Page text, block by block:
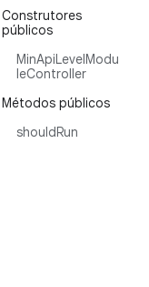
Construtores
públicos
MinApiLevelModu
leController
Métodos públicos
shouldRun